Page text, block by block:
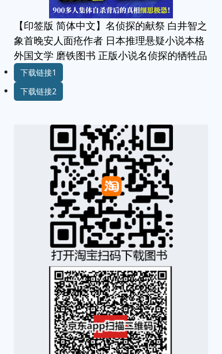
【印签版 简体中文】名侦探的献祭 白井智之
象首晚安人面疮作者 日本推理悬疑小说本格
外国文学 磨铁图书 正版小说名侦探的牺牲品
下载链接1
下载链接2